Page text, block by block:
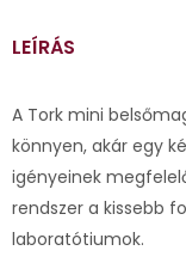
LEÍRÁS
A Tork mini
könnyen, akár egy
igényeinek
rendszer a kissebb
laboratótiumok.